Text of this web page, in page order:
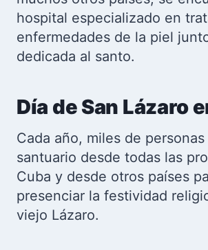
hospital especializado en
enfermedades de la piel
dedicada al santo.
Día de San Lázaro
Cada año, miles de
santuario desde todas las
Cuba y desde otros países
presenciar la festividad
viejo Lázaro.